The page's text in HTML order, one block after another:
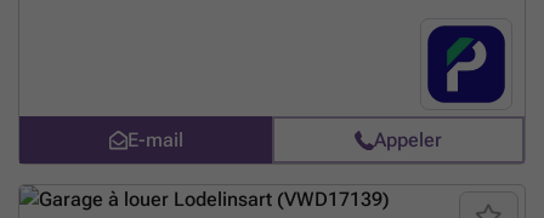
environs et que vous cherchez une place de parking, n'hésitez pas à
voir si un parking convient et à le réserver en ligne. Vous pouvez
En savoir
E-mail Appeler